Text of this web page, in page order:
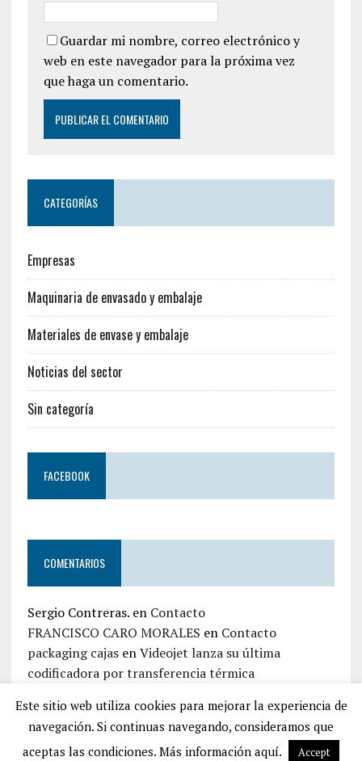
Guardar mi nombre, correo electrónico y
web en este navegador para la próxima vez
que haga un comentario.
CATEGORÍAS
Empresas
Maquinaria de envasado y embalaje
Materiales de envase y embalaje
Noticias del sector
Sin categoría
FACEBOOK
COMENTARIOS
Sergio Contreras.en Contacto
FRANCISCO CARO MORALES en Contacto
packaging cajasenVideojet lanza su última
codificadora por transferencia térmica
Iván Top EmbalajeenContacto
Este sitio web utiliza cookies para mejorar la experiencia de
navegación. Si continuas navegando, consideramos que
aceptas las condiciones. Más información aquí.
Accept